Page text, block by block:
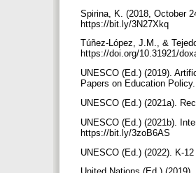
Spirina, K. (2018, October
https://bit.ly/3N27Xkq
Túñez-López, J.M., &
https://doi.org/10.31921/
UNESCO (Ed.) (2019).
Papers on Education
UNESCO (Ed.) (2021a).
UNESCO (Ed.) (2021b).
https://bit.ly/3zoB6AS
UNESCO (Ed.) (2022). K-